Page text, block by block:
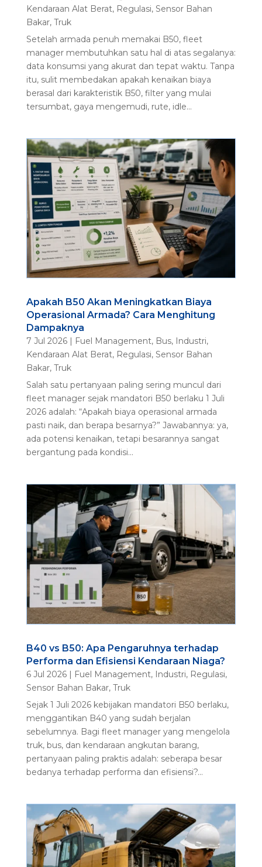
Kendaraan Alat Berat, Regulasi, Sensor Bahan
Bakar, Truk
Setelah armada penuh memakai B50, fleet
manager membutuhkan satu hal di atas segalanya:
data konsumsi yang akurat dan tepat waktu. Tanpa
itu, sulit membedakan apakah kenaikan biaya
berasal dari karakteristik B50, filter yang mulai
tersumbat, gaya mengemudi, rute, idle...
Apakah B50 Akan Meningkatkan Biaya
Operasional Armada? Cara Menghitung
Dampaknya
7 Jul 2026| Fuel Management, Bus, Industri,
Kendaraan Alat Berat, Regulasi, Sensor Bahan
Bakar, Truk
Salah satu pertanyaan paling sering muncul dari
fleet manager sejak mandatori B50 berlaku 1 Juli
2026 adalah: “Apakah biaya operasional armada
pasti naik, dan berapa besarnya?” Jawabannya: ya,
ada potensi kenaikan, tetapi besarannya sangat
bergantung pada kondisi...
B40 vs B50: Apa Pengaruhnya terhadap
Performa dan Efisiensi Kendaraan Niaga?
6 Jul 2026| Fuel Management, Industri, Regulasi,
Sensor Bahan Bakar, Truk
Sejak 1 Juli 2026 kebijakan mandatori B50 berlaku,
menggantikan B40 yang sudah berjalan
sebelumnya. Bagi fleet manager yang mengelola
truk, bus, dan kendaraan angkutan barang,
pertanyaan paling praktis adalah: seberapa besar
bedanya terhadap performa dan efisiensi?...